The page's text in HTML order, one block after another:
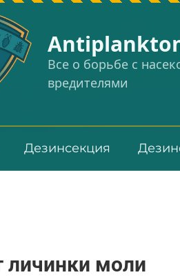
Все о борьбе с
вредителями
Дезинсекция
личинки моли